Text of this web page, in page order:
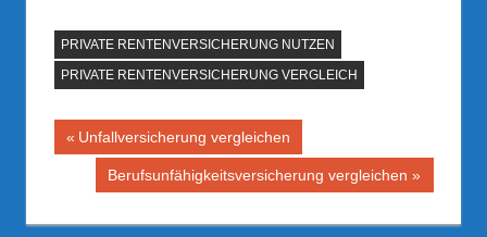
PRIVATE RENTENVERSICHERUNG NUTZEN
PRIVATE RENTENVERSICHERUNG VERGLEICH
Beitragsnavigation
Vorheriger
Beitrag:
Unfallversicherung vergleichen
Nächster
Berufsunfähigkeitsversicherung vergleichen